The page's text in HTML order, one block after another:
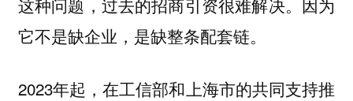
这种问题，过去的招商引资很难解决。因为
它不是缺企业，是缺整条配套链。
2023年起，在工信部和上海市的共同支持推